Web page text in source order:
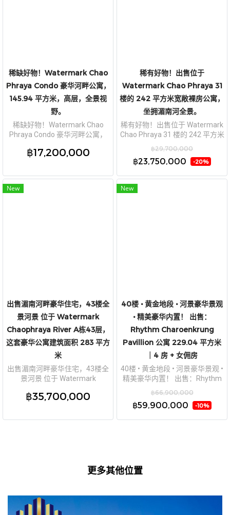
稀缺好物！Watermark Chao
Phraya Condo 豪华河畔公寓，
145.94 平方米，高层，全景视
野。
稀缺好物！Watermark Chao
Phraya Condo 豪华河畔公寓，
野。
฿17,200,000
稀有好物！出售位于
Watermark Chao Phraya 31
楼的 242 平方米宽敞裸房公寓，
坐拥湄南河全景。
稀有好物！出售位于 Watermark
Chao Phraya 31 楼的 242 平方米
景。
฿29,700,000
฿23,750,000 -20%
New
出售湄南河畔豪华住宅，43楼全
景河景 位于 Watermark
Chaophraya River A栋43层，
这套豪华公寓建筑面积 283 平方
米
出售湄南河畔豪华住宅，43楼全
景河景 位于 Watermark
套豪华公寓建筑面积 283 平方米
฿35,700,000
New
40楼 • 黄金地段 • 河景豪华景观
• 精美豪华内置！ 出售：
Rhythm Charoenkrung
Pavillion 公寓 229.04 平方米
｜4 房 + 女佣房
40楼 • 黄金地段 • 河景豪华景观 •
精美豪华内置！ 出售：Rhythm
229.04 平方米｜4 房 + 女佣房
฿66,900,000
฿59,900,000 -10%
更多其他位置